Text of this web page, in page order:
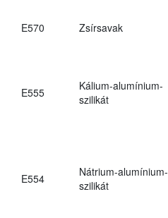
E570 Zsírsavak
E555
Kálium-alumínium-
szilikát
E554
Nátrium-alumínium-
szilikát